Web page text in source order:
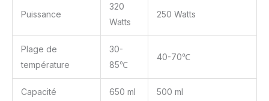
Puissance
320
Watts
250 Watts
Plage de
température
30-
85℃
40-70℃
Capacité 650 ml 500 ml